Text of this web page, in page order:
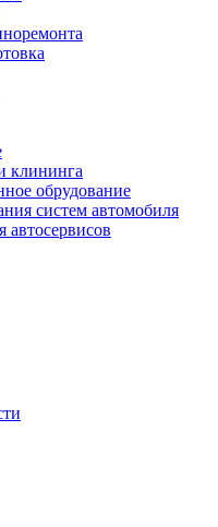
клининга
обрудование
систем автомобиля
автосервисов